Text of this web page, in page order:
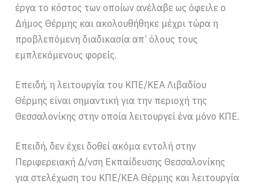
έργα το κόστος των οποίων ανέλαβε ως όφειλε ο
Δήμος Θέρμης και ακολουθήθηκε μέχρι τώρα η
προβλεπόμενη διαδικασία απ’ όλους τους
εμπλεκόμενους φορείς.
Επειδή, η λειτουργία του ΚΠΕ/ΚΕΑ Λιβαδίου
Θέρμης είναι σημαντική για την περιοχή της
Θεσσαλονίκης στην οποία λειτουργεί ένα μόνο ΚΠΕ.
Επειδή, δεν έχει δοθεί ακόμα εντολή στην
Περιφερειακή Δ/νση Εκπαίδευσης Θεσσαλονίκης
για στελέχωση του ΚΠΕ/ΚΕΑ Θέρμης και λειτουργία